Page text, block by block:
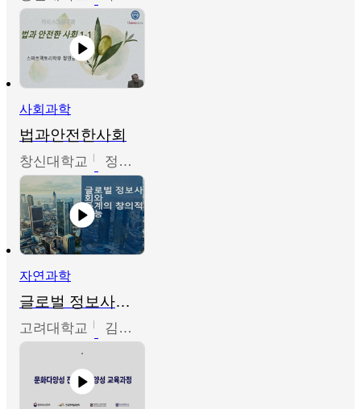
사회과학
법과안전한사회
창신대학교 정연균
자연과학
글로벌 정보사회와 통계의 창의적 기능
고려대학교 김희영